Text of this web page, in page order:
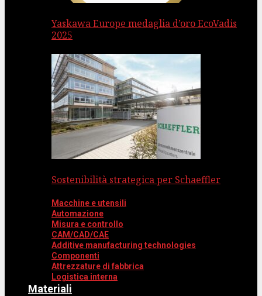
Yaskawa Europe medaglia d’oro EcoVadis
2025
Sostenibilità strategica per Schaeffler
Macchine e utensili
Automazione
Misura e controllo
CAM/CAD/CAE
Additive manufacturing technologies
Componenti
Attrezzature di fabbrica
Logistica interna
Materiali